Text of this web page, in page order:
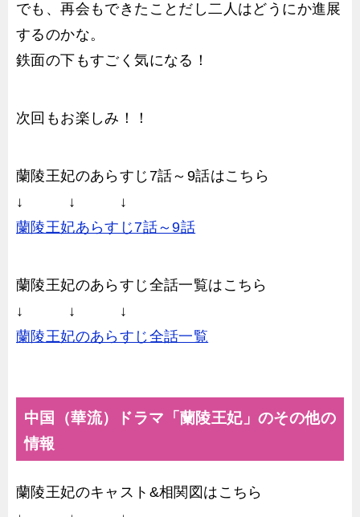
でも、再会もできたことだし二人はどうにか進展
するのかな。
鉄面の下もすごく気になる！
次回もお楽しみ！！
蘭陵王妃のあらすじ7話～9話はこちら
↓ ↓ ↓
蘭陵王妃あらすじ7話～9話
蘭陵王妃のあらすじ全話一覧はこちら
↓ ↓ ↓
蘭陵王妃のあらすじ全話一覧
中国（華流）ドラマ「蘭陵王妃」のその他の
情報
蘭陵王妃のキャスト&相関図はこちら